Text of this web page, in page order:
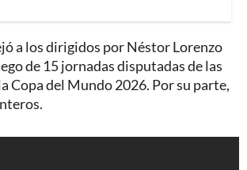
a los dirigidos por Néstor Lorenzo
de 15 jornadas disputadas de las
Copa del Mundo 2026. Por su parte,